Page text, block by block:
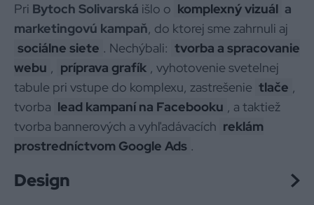
Pri Bytoch Solivarská išlo o komplexný vizuál a
marketingovú kampaň, do ktorej sme zahrnuli aj
sociálne siete . Nechýbali: tvorba a spracovanie
webu , príprava grafík , vyhotovenie svetelnej
tabule pri vstupe do komplexu, zastrešenie tlače ,
tvorba lead kampaní na Facebooku , a taktiež
tvorba bannerových a vyhľadávacích reklám
prostredníctvom Google Ads .
Design